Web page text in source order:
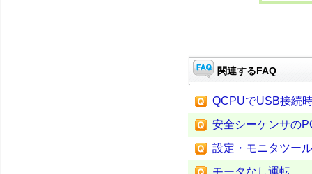
関連するFAQ
QCPUでUSB接続
安全シーケンサの
設定・モニタツー
モータなし運転